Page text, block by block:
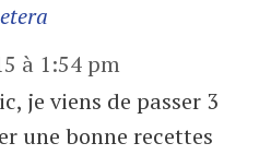
à 1:54 pm
je viens de passer 3
une bonne recettes